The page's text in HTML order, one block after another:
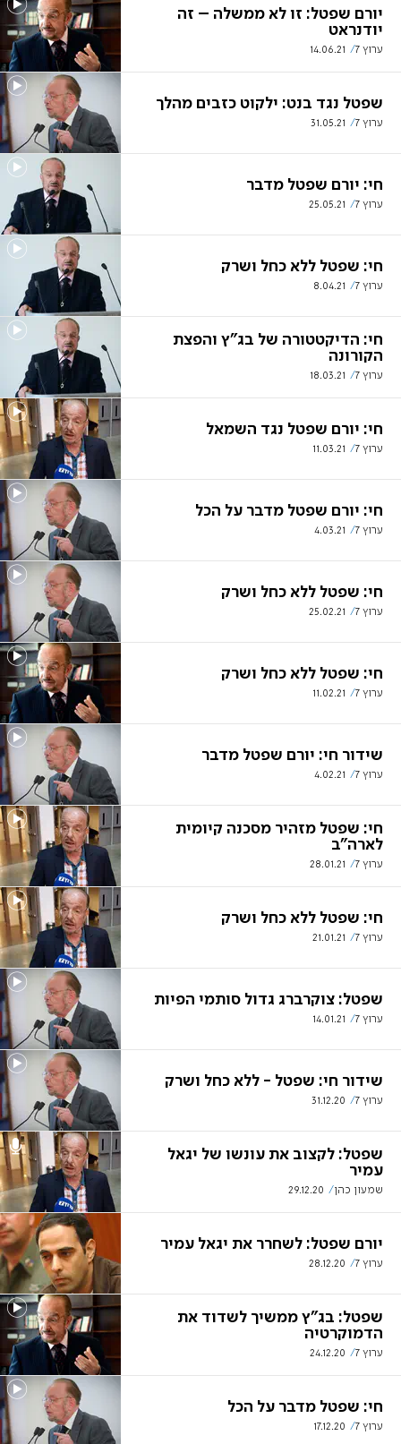
יורם שפטל: זו לא ממשלה – זה
יודנראט
ערוץ 7 14.06.21
שפטל נגד בנט: ילקוט כזבים מהלך
ערוץ 7 31.05.21
חי: יורם שפטל מדבר
ערוץ 7 25.05.21
חי: שפטל ללא כחל ושרק
ערוץ 7 8.04.21
חי: הדיקטטורה של בג"ץ והפצת
הקורונה
ערוץ 7 18.03.21
חי: יורם שפטל נגד השמאל
ערוץ 7 11.03.21
חי: יורם שפטל מדבר על הכל
ערוץ 7 4.03.21
חי: שפטל ללא כחל ושרק
ערוץ 7 25.02.21
חי: שפטל ללא כחל ושרק
ערוץ 7 11.02.21
שידור חי: יורם שפטל מדבר
ערוץ 7 4.02.21
חי: שפטל מזהיר מסכנה קיומית
לארה"ב
ערוץ 7 28.01.21
חי: שפטל ללא כחל ושרק
ערוץ 7 21.01.21
שפטל: צוקרברג גדול סותמי הפיות
ערוץ 7 14.01.21
שידור חי: שפטל - ללא כחל ושרק
ערוץ 7 31.12.20
שפטל: לקצוב את עונשו של יגאל
עמיר
שמעון כהן 29.12.20
יורם שפטל: לשחרר את יגאל עמיר
ערוץ 7 28.12.20
שפטל: בג"ץ ממשיך לשדוד את
הדמוקרטיה
ערוץ 7 24.12.20
חי: שפטל מדבר על הכל
ערוץ 7 17.12.20